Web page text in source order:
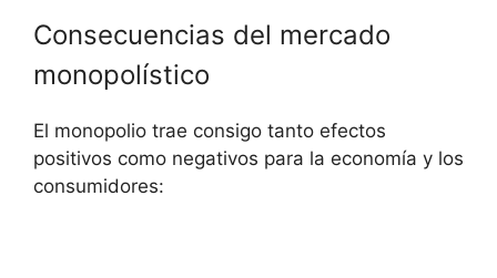
Consecuencias‌ del mercado
monopolístico
El ‍monopolio⁤ trae consigo tanto efectos
positivos como negativos para la economía y los
consumidores: